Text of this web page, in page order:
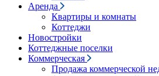
Аренда
Квартиры и комнаты
Коттеджи
Новостройки
Коттеджные поселки
Коммерческая
Продажа коммерческой